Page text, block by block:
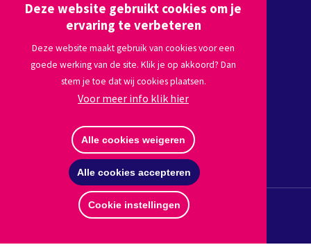
Deze website gebruikt cookies om je
ervaring te verbeteren
Deze website maakt gebruik van cookies voor een
goede werking van de site. Klik je op akkoord? Dan
stem je toe dat wij cookies plaatsen.
Voor meer info klik hier
Alle cookies weigeren
Alle cookies accepteren
Cookie instellingen
Plan een route via Google maps
Volg ons
Afmelden nieuwsbrief
© Copyright 2026 Stichting Aan de Slinger
Website by The Cre8ion.Lab